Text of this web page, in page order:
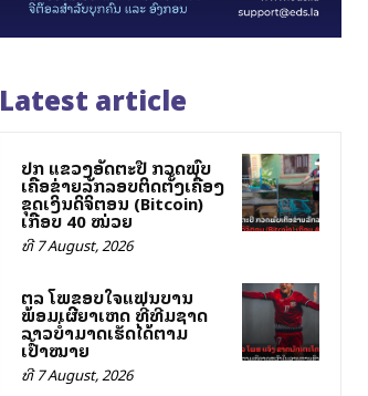
Latest article
ປກສ ແຂວງອັດຕະປື ກວດພົບ
ເຄືອຂ່າຍລັກລອບຕິດຕັ້ງເຄື່ອງ
ຂຸດເງິນດິຈິຕອນ (Bitcoin)
ເກືອບ 40 ໝ່ວຍ
ທີ 7 August, 2026
ສຕລ ໂພສຂອບໃຈແຟນບານ
ພ້ອມເຜີຍສາເຫດ ທີ່ທີມຊາດ
ລາວບໍ່ສາມາດເຮັດໄດ້ຕາມ
ເປົ້າໝາຍ
ທີ 7 August, 2026